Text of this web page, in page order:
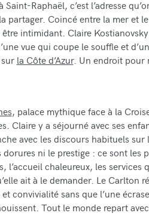
Saint-Raphaël, c’est l’adresse
partager. Coincé entre la mer et
intimidant. Claire
vue qui coupe le souffle et
surla Côte d’Azur. Un endroit pour
, palace mythique face à la
Claire y a séjourné avec ses
avec les discours habituels sur
ni le prestige : ce sont les
l’accueil chaleureux, les
ait à le demander. Le Carlton
convivialité sans que l’une
Tout le monde repart